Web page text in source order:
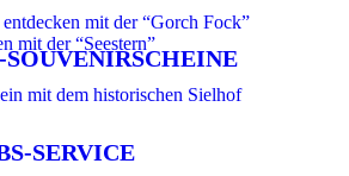
mit der “Gorch Fock”
mit der “Seestern”
SOUVENIRSCHEINE
mit dem historischen Sielhof
SERVICE